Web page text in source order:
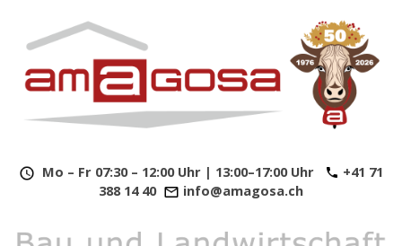
Mo – Fr 07:30 – 12:00 Uhr | 13:00–17:00 Uhr
+41 71
388 14 40
info@amagosa.ch